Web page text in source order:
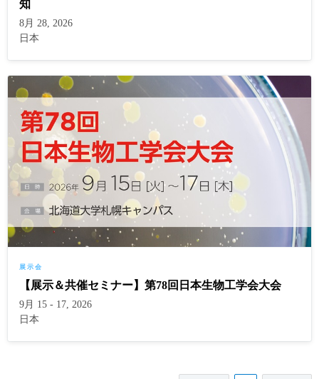
知
8月 28, 2026
日本
展示会
【展示＆共催セミナー】第78回日本生物工学会大会
9月 15 - 17, 2026
日本